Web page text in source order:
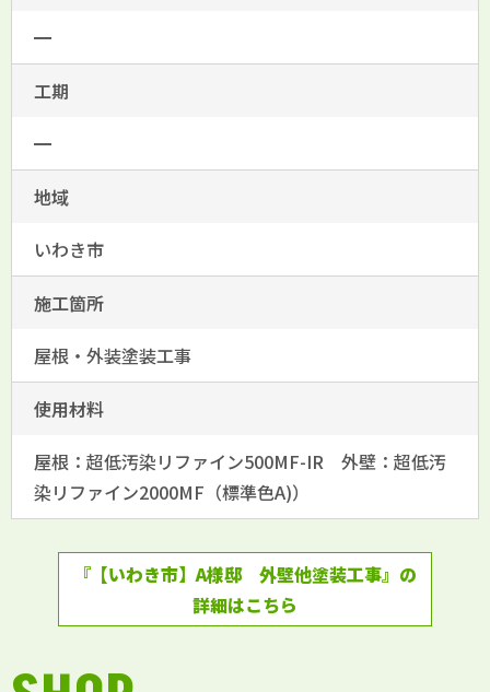
━
工期
━
地域
いわき市
施工箇所
屋根・外装塗装工事
使用材料
屋根：超低汚染リファイン500MF-IR 外壁：超低汚
染リファイン2000MF（標準色A)）
『【いわき市】A様邸 外壁他塗装工事』の
詳細はこちら